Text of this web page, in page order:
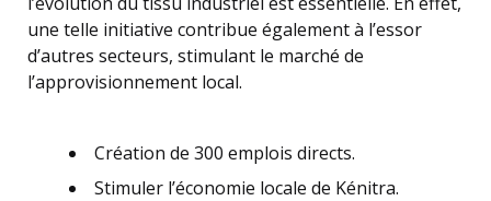
une telle initiative contribue également à l’essor
d’autres secteurs, stimulant le marché de
l’approvisionnement local.
Création de 300 emplois directs.
Stimuler l’économie locale de Kénitra.